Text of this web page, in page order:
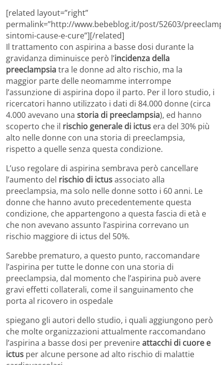
[related layout=”right”
permalink=”http://www.bebeblog.it/post/52603/
sintomi-cause-e-cure”][/related]
Il trattamento con aspirina a basse dosi durante la
gravidanza diminuisce però l’incidenza della
preeclampsiatra le donne ad alto rischio, ma la
maggior parte delle neomamme interrompe
l’assunzione di aspirina dopo il parto. Per il loro studio, i
ricercatori hanno utilizzato i dati di 84.000 donne (circa
4.000 avevano una storia di preeclampsia), ed hanno
scoperto che il rischio generale di ictus era del 30% più
alto nelle donne con una storia di preeclampsia,
rispetto a quelle senza questa condizione.
L’uso regolare di aspirina sembrava però cancellare
l’aumento del rischio di ictusassociato alla
preeclampsia, ma solo nelle donne sotto i 60 anni. Le
donne che hanno avuto precedentemente questa
condizione, che appartengono a questa fascia di età e
che non avevano assunto l’aspirina correvano un
rischio maggiore di ictus del 50%.
Sarebbe prematuro, a questo punto, raccomandare
l’aspirina per tutte le donne con una storia di
preeclampsia, dal momento che l’aspirina può avere
gravi effetti collaterali, come il sanguinamento che
porta al ricovero in ospedale
spiegano gli autori dello studio, i quali aggiungono però
che molte organizzazioni attualmente raccomandano
l’aspirina a basse dosi per prevenireattacchi di cuore e
ictus per alcune persone ad alto rischio di malattie